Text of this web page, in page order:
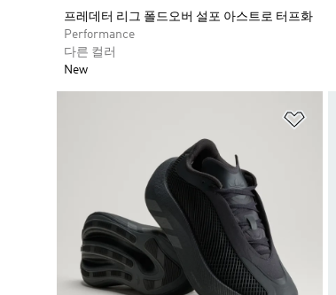
프레데터 리그 폴드오버 설포 아스트로 터프화
Performance
다른 컬러
New